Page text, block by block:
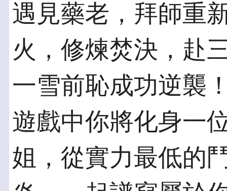
遇見藥老，拜師重
火，修煉焚決，赴
一雪前恥成功逆襲
遊戲中你將化身一
姐，從實力最低的